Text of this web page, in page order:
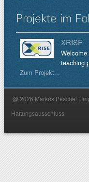
Projekte im
XRISE
teaching
Zum Projekt...
@ 2026 Markus Peschel |
Haftungsausschluss